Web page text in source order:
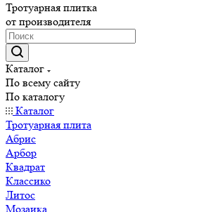
Тротуарная плитка
от производителя
Каталог
По всему сайту
По каталогу
Каталог
Тротуарная плита
Абрис
Арбор
Квадрат
Классико
Литос
Мозаика